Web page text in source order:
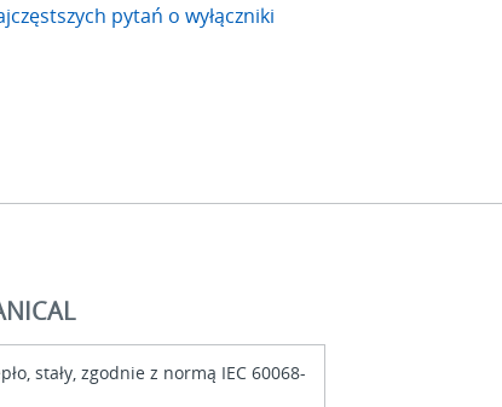
pytań o wyłączniki
stały, zgodnie z normą IEC 60068-